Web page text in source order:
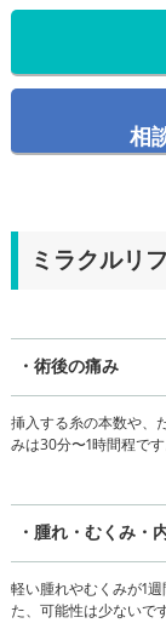
相
ミラクルリ
・術後の痛み
挿入する糸の本数や、
みは30分〜1時間程です
・腫れ・むくみ・
軽い腫れやむくみが1
た、可能性は少ないで